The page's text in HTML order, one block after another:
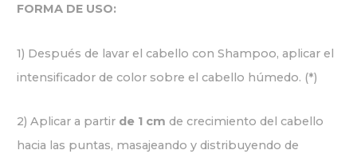
FORMA DE USO:
1) Después de lavar el cabello con Shampoo, aplicar el
intensificador de color sobre el cabello húmedo. (*)
2) Aplicar a partir de 1 cm de crecimiento del cabello
hacia las puntas, masajeando y distribuyendo de